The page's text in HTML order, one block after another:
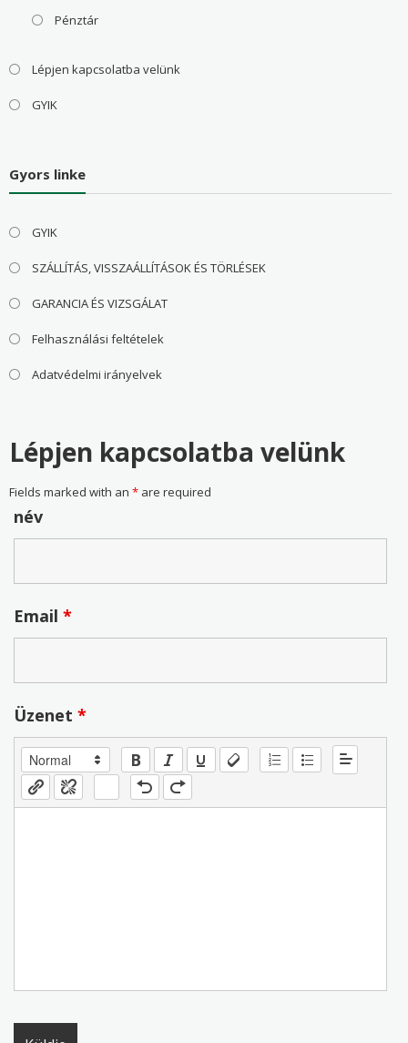
Pénztár
Lépjen kapcsolatba velünk
GYIK
Gyors linke
GYIK
SZÁLLÍTÁS, VISSZAÁLLÍTÁSOK ÉS TÖRLÉSEK
GARANCIA ÉS VIZSGÁLAT
Felhasználási feltételek
Adatvédelmi irányelvek
Lépjen kapcsolatba velünk
Fields marked with an *are required
név
Email *
Üzenet *